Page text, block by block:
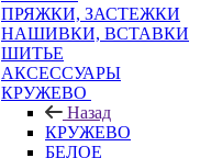
ПРЯЖКИ, ЗАСТЕЖКИ
НАШИВКИ, ВСТАВКИ
ШИТЬЕ
АКСЕССУАРЫ
КРУЖЕВО
Назад
КРУЖЕВО
БЕЛОЕ